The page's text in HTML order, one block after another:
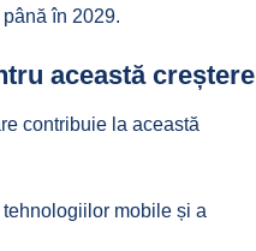
în 2029.
această creștere
contribuie la această
tehnologiilor mobile și a